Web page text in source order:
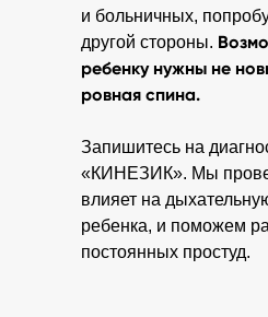
и больничных,
другой стороны.
ребенку нужны не
ровная спина.
Запишитесь на
«КИНЕЗИК». Мы
влияет на
ребенка, и поможем
постоянных простуд.